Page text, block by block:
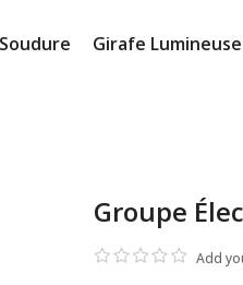
Girafe Lumineuse
Groupe
Add